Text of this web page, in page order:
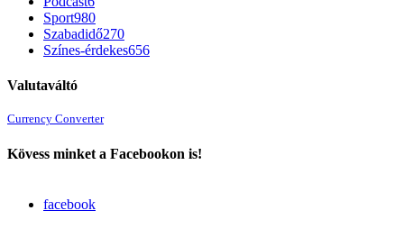
Sport980
Szabadidő270
Színes-érdekes656
Valutaváltó
Currency Converter
Kövess minket a Facebookon is!
facebook